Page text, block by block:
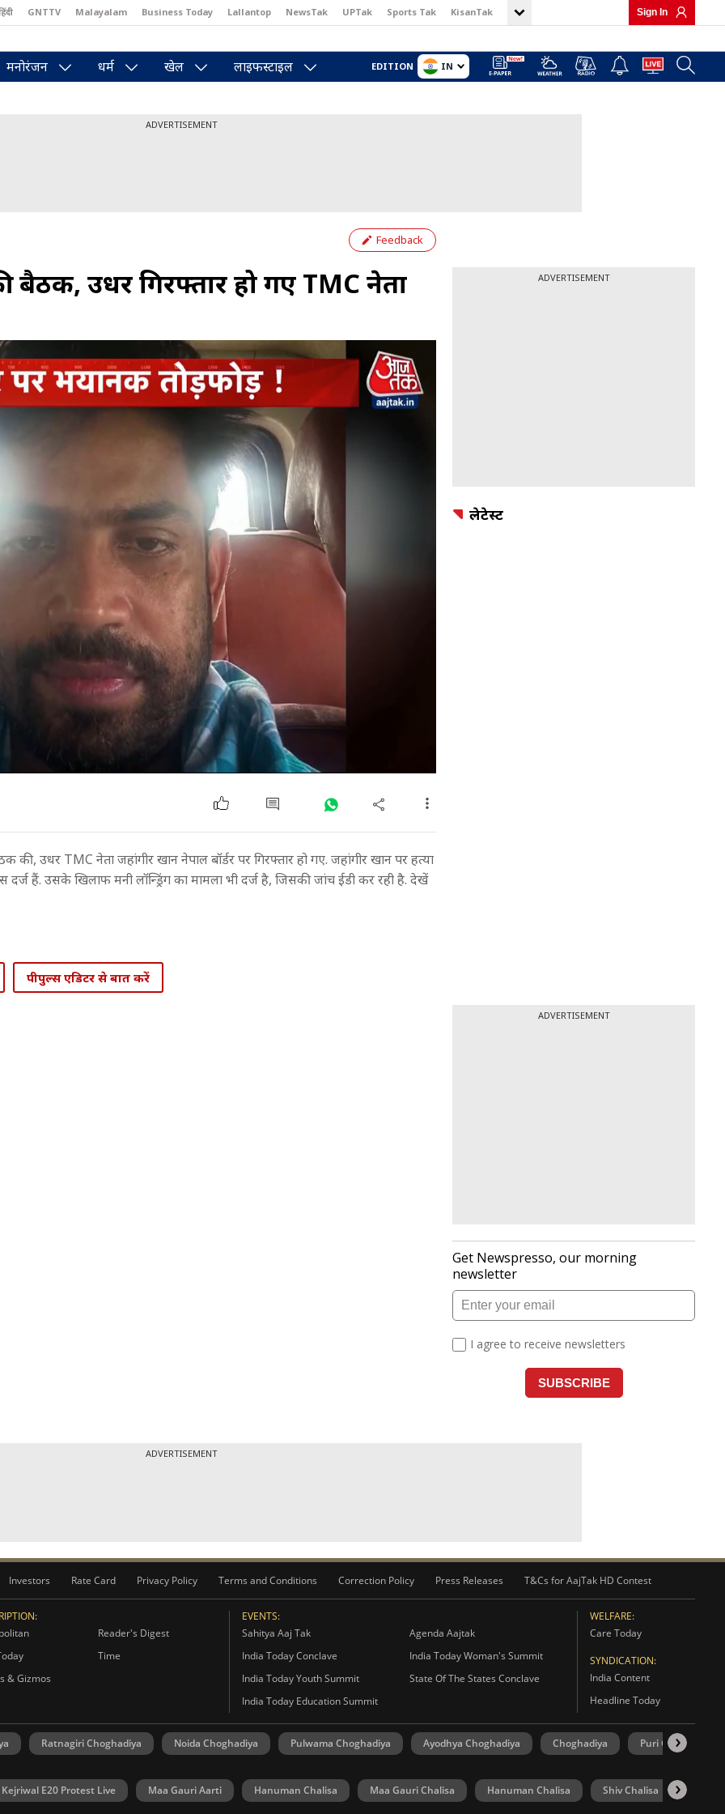
GNTTV Malayalam Business Today Lallantop NewsTak UPTak Sports Tak KisanTak Sign In
मनोरंजन धर्म खेल लाइफस्टाइल EDITION IN
ADVERTISEMENT
Feedback
उधर गिरफ्तार हो गए TMC नेता
उधर TMC नेता जहांगीर खान नेपाल बॉर्डर पर गिरफ्तार हो गए. जहांगीर खान पर हत्या
हैं. उसके खिलाफ मनी लॉन्ड्रिंग का मामला भी दर्ज है, जिसकी जांच ईडी कर रही है. देखें
पीपुल्स एडिटर से बात करें
ADVERTISEMENT
लेटेस्ट
ADVERTISEMENT
ADVERTISEMENT
Investors Rate Card Privacy Policy Terms and Conditions Correction Policy Press Releases T&Cs for AajTak HD Contest
Reader's Digest
Time
& Gizmos
EVENTS:
Sahitya Aaj Tak
Agenda Aajtak
India Today Conclave
India Today Woman's Summit
India Today Youth Summit
State Of The States Conclave
India Today Education Summit
WELFARE:
Care Today
SYNDICATION:
India Content
Headline Today
Ratnagiri Choghadiya Noida Choghadiya Pulwama Choghadiya Ayodhya Choghadiya Choghadiya Puri Choghadiya
E20 Protest Live Maa Gauri Aarti Hanuman Chalisa Maa Gauri Chalisa Hanuman Chalisa Shiv Chalisa